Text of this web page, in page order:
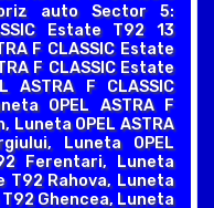
auto Sector 5:
Estate T92 13
F CLASSIC Estate
F CLASSIC Estate
ASTRA F CLASSIC
OPEL ASTRA F
Luneta OPEL ASTRA
Luneta OPEL
Ferentari, Luneta
T92 Rahova, Luneta
T92 Ghencea, Luneta